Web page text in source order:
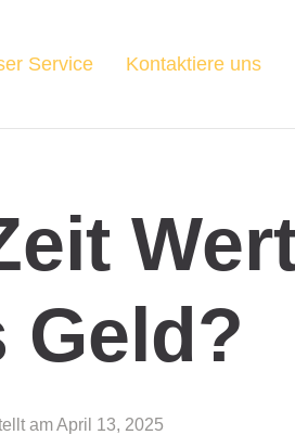
Service Kontaktiere uns
Geld?
amApril 13, 2025